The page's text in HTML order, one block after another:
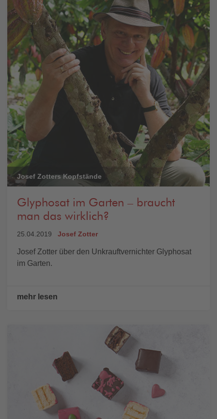
Josef Zotters Kopfstände
Glyphosat im Garten – braucht
man das wirklich?
25.04.2019 Josef Zotter
Josef Zotter über den Unkrauftvernichter Glyphosat
im Garten.
mehr lesen